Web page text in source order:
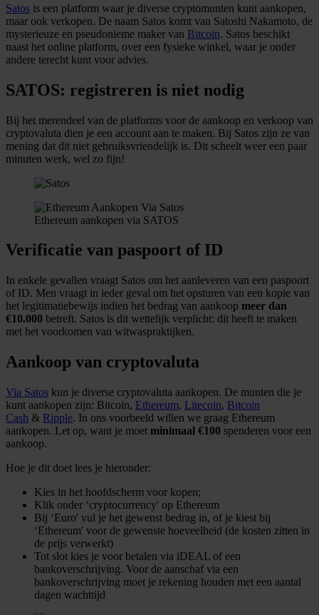
Satos is een platform waar je diverse cryptomunten kunt aankopen,
maar ook verkopen. De naam Satos komt van Satoshi Nakamoto, de
mysterieuze en pseudonieme maker van Bitcoin. Satos beschikt
naast het online platform, over een fysieke winkel, waar je onder
andere terecht kunt voor advies.
SATOS: registreren is niet nodig
Bij het merendeel van de platforms voor de aankoop en verkoop van
cryptovaluta dien je een account aan te maken. Bij Satos zijn ze van
mening dat dit niet gebruiksvriendelijk is. Dit scheelt weer een paar
minuten werk, wel zo fijn!
Ethereum aankopen via SATOS
Verificatie van paspoort of ID
In enkele gevallen vraagt Satos om het aanleveren van een paspoort
of ID. Men vraagt in ieder geval om het opsturen van een kopie van
het legitimatiebewijs indien het bedrag van aankoop meer dan
€10.000 betreft. Satos is dit wettelijk verplicht: dit heeft te maken
met het voorkomen van witwaspraktijken.
Aankoop van cryptovaluta
Via Satos kun je diverse cryptovaluta aankopen. De munten die je
kunt aankopen zijn: Bitcoin, Ethereum, Litecoin, Bitcoin
Cash & Ripple. In ons voorbeeld willen we graag Ethereum
aankopen. Let op, want je moet minimaal €100 spenderen voor een
aankoop.
Hoe je dit doet lees je hieronder:
Kies in het hoofdscherm voor kopen;
Klik onder ‘cryptocurrency' op Ethereum
Bij ‘Euro' vul je het gewenst bedrag in, of je kiest bij
‘Ethereum' voor de gewenste hoeveelheid (de kosten zitten in
de prijs verwerkt)
Tot slot kies je voor betalen via iDEAL of een
bankoverschrijving. Voor de aanschaf via een
bankoverschrijving moet je rekening houden met een aantal
dagen wachttijd